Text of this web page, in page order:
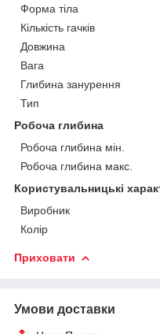
Форма тіла
Кількість гачків
Довжина
Вага
Глибина занурення
Тип
Робоча глибина
Робоча глибина мін.
Робоча глибина макс.
Користувальницькі
Виробник
Колір
Приховати
Умови доставки